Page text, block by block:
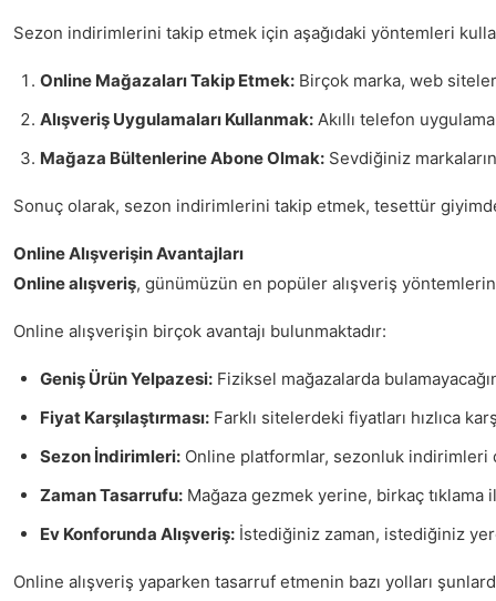
Sezon indirimlerini takip etmek için aşağıdaki yöntemleri
Online Mağazaları Takip Etmek: Birçok marka, web
Alışveriş Uygulamaları Kullanmak: Akıllı telefon
Mağaza Bültenlerine Abone Olmak: Sevdiğiniz
Sonuç olarak, sezon indirimlerini takip etmek, tesettür
Online Alışverişin Avantajları
Online alışveriş, günümüzün en popüler alışveriş
Online alışverişin birçok avantajı bulunmaktadır:
Geniş Ürün Yelpazesi: Fiziksel mağazalarda
Fiyat Karşılaştırması: Farklı sitelerdeki fiyatları hızlıca
Sezon İndirimleri: Online platformlar, sezonluk
Zaman Tasarrufu: Mağaza gezmek yerine, birkaç
Ev Konforunda Alışveriş: İstediğiniz zaman, istediğiniz
Online alışveriş yaparken tasarruf etmenin bazı yolları